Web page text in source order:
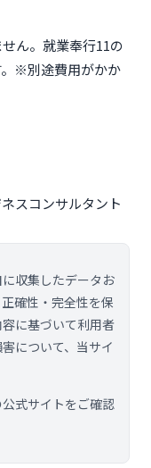
ん。就業奉行11の
※別途費用がかか
スコンサルタント
収集したデータお
確性・完全性を保
に基づいて利用者
について、当サイ
式サイトをご確認